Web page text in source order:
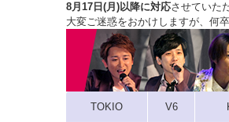
8月17日(月)以降に対応させていた
大変ご迷惑をおかけしますが、 何
TOKIO V6